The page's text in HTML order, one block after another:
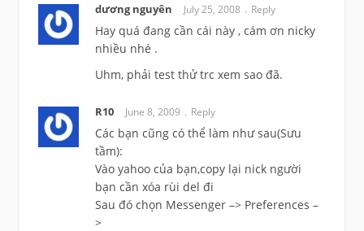
dương nguyên July 25, 2008 Reply
Hay quá đang cần cái này , cám ơn nicky
nhiều nhé .
Uhm, phải test thử trc xem sao đã.
R10 June 8, 2009 Reply
Các bạn cũng có thể làm như sau(Sưu
tầm):
Vào yahoo của bạn,copy lại nick người
bạn cần xóa rùi del đi
Sau đó chọn Messenger –> Preferences –
>